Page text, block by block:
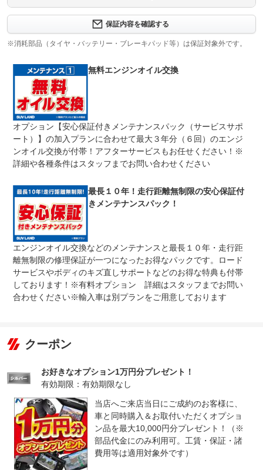
保証項目
３ヶ月・３０００ｋｍ以内ならエンジン、トランスミッシ
ョン、ハイブリッド、ステアリング、ブレーキの各機構に
おける主要項目を無償修理（または交換）いたします。
修理回数 無制限
上限金額
車両本体価格
期間中は何度でも修理可能！修理金額は車両本体価格の１
００％までしっかり保証します。車両本体価格５０万円以
下の場合は５０万円まで保証します。
免責金
無し
保証修理の対象となる場合は、お客様の費用負担は一切ご
ざいません。
保証修理
全国のネクステージで受付可能！ご遠方でネクステージに
は、スタッフまでお気軽にお尋ねください。
法定整備
整備付 法定12ヶ月または法定24ヶ月点検整備付
※車検なし・車検整備付の場合は法定24ヶ月点検整備付
※商用車は6ヶ月または12ヶ月点検整備付
法定整備
について
１．契約後～納車までに法定点検を実施致します。 ２．
支払総額に整備代金を含んでおります。 ３．点検記録簿
が発行されます。
保証内容を確認する
※消耗部品（タイヤ・バッテリー・ブレーキパッド等）は保証対象外です。
無料エンジンオイル交換
オプション【安心保証付きメンテナンスパック（サービスサポ
ート）】の加入プランに合わせて最大３年分（６回）のエンジ
ンオイル交換が付帯！アフターサービスもお任せください！※
詳細や各種条件はスタッフまでお問い合わせください
最長１０年！走行距離無制限の安心保証付
きメンテナンスパック！
エンジンオイル交換などのメンテナンスと最長１０年・走行距
離無制限の修理保証が一つになったお得なパックです。ロード
サービスやボディのキズ直しサポートなどのお得な特典も付帯
しております！※有料オプション 詳細はスタッフまでお問い
合わせください※輸入車は別プランをご用意しております
クーポン
お好きなオプション1万円分プレゼント！
有効期限：有効期限なし
当店へご来店当日にご成約のお客様に、
車と同時購入＆お取付いただくオプショ
ン品を最大10,000円分プレゼント！（※
部品代金にのみ利用可。工賃・保証・諸
費用等は適用対象外です）